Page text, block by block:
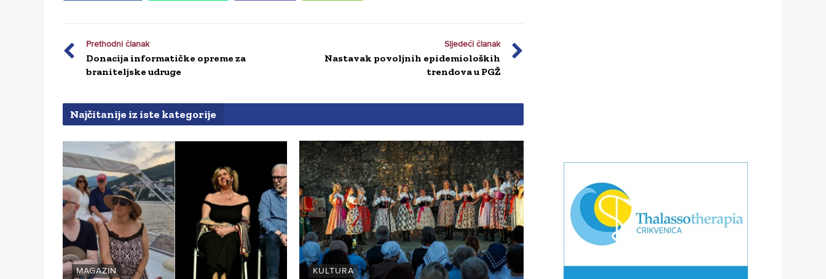
Prethodni članak
Donacija informatičke opreme za
braniteljske udruge
Sljedeći članak
Nastavak povoljnih epidemioloških
trendova u PGŽ
Najčitanije iz iste kategorije
MAGAZIN KULTURA